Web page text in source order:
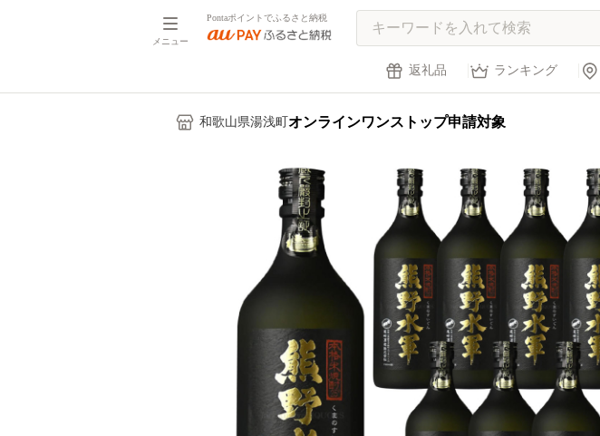
メニュー
Pontaポイントでふるさと納税
返礼品 ランキング
和歌山県湯浅町 オンラインワンストップ申請対象